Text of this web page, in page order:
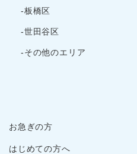
2023年12月
2023年9月
2023年5月
2023年3月
お急ぎの方
はじめての方へ
-板橋区
-世田谷区
-その他のエリア